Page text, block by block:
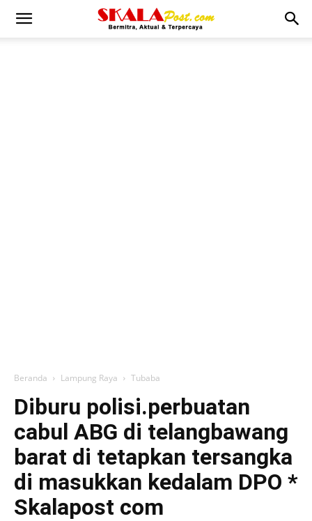
Beranda Lampung Raya Tubaba
Diburu polisi.perbuatan
cabul ABG di telangbawang
barat di tetapkan tersangka
di masukkan kedalam DPO *
Skalapost com